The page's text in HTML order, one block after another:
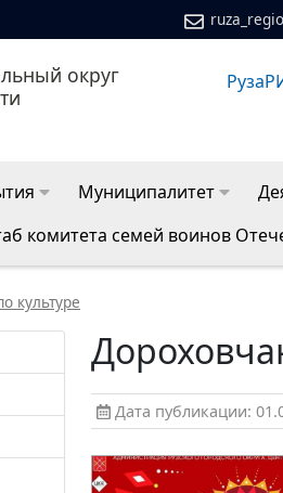
округ
Муниципалитет
комитета семей воинов
культуре
Дата публикации: